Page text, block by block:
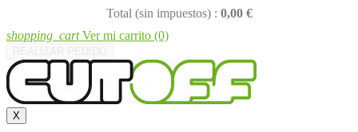
Total (sin impuestos) : 0,00 €
shopping_cart Ver mi carrito (0)
X